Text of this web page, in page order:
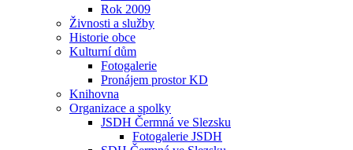
Rok 2009
Živnosti a služby
Historie obce
Kulturní dům
Fotogalerie
Pronájem prostor KD
Knihovna
Organizace a spolky
JSDH Čermná ve Slezsku
Fotogalerie JSDH